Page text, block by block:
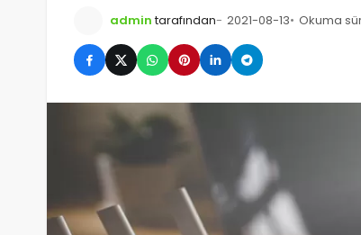
admin tarafından 2021-08-13 Okuma